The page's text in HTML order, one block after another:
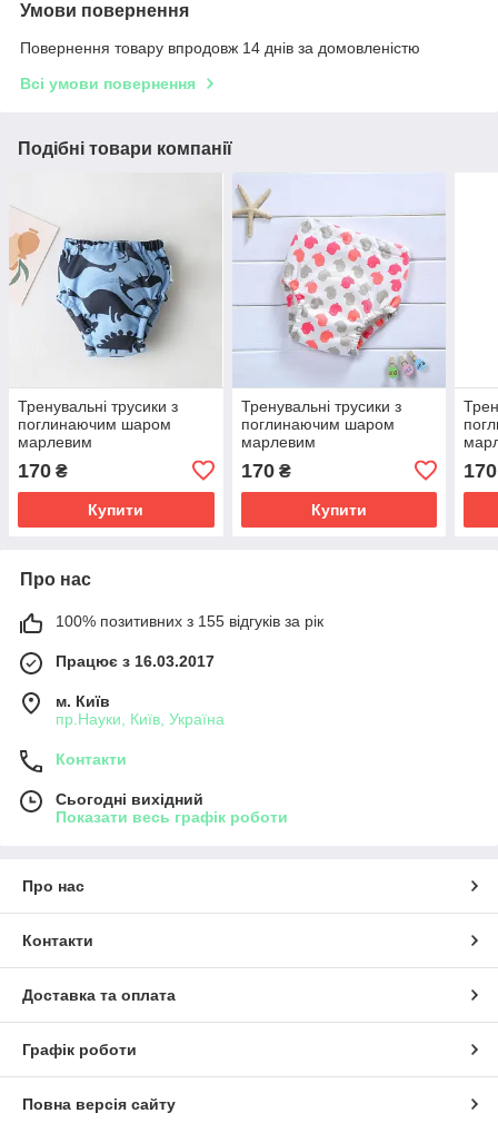
Умови повернення
Повернення товару впродовж 14 днів за домовленістю
Всі умови повернення
Подібні товари компанії
Тренувальні трусики з
поглинаючим шаром
марлевим
170 ₴
Купити
Тренувальні трусики з
поглинаючим шаром
марлевим
170₴
Купити
170
Про нас
100% позитивних з 155 відгуків за рік
Працює з 16.03.2017
м. Київ
пр.Науки, Київ, Україна
Контакти
Сьогодні вихідний
Показати весь графік роботи
Про нас
Контакти
Доставка та оплата
Графік роботи
Повна версія сайту